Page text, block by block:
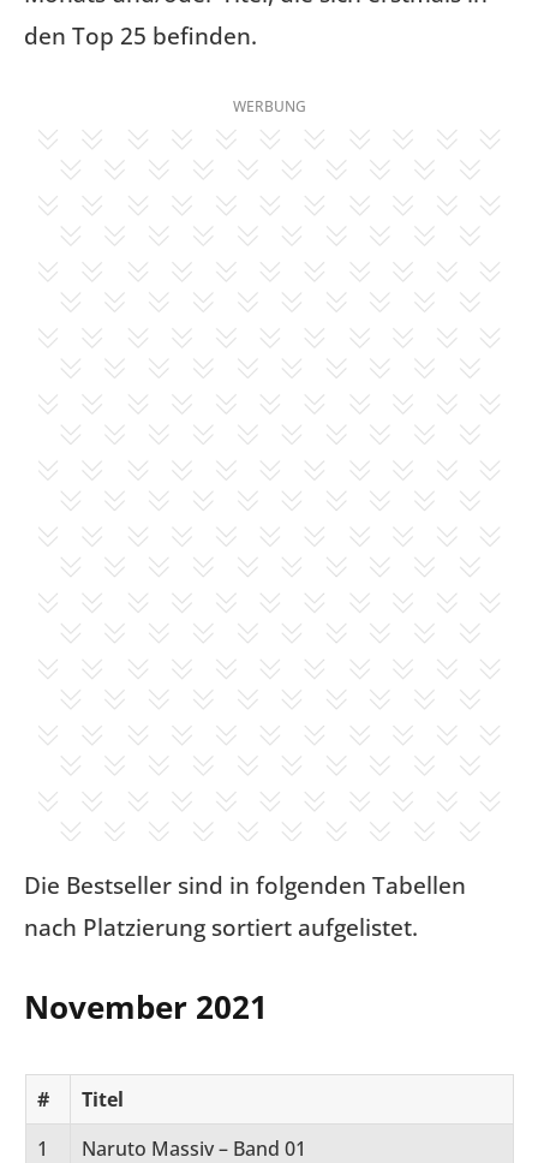
den Top 25 befinden.
WERBUNG
Die Bestseller sind in folgenden Tabellen
nach Platzierung sortiert aufgelistet.
November 2021
#
Titel
1
Naruto Massiv – Band 01